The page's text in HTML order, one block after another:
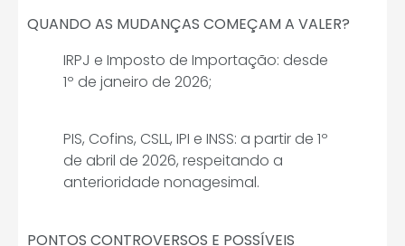
QUANDO AS MUDANÇAS COMEÇAM A VALER?
IRPJ e Imposto de Importação: desde
1º de janeiro de 2026;
PIS, Cofins, CSLL, IPI e INSS: a partir de 1º
de abril de 2026, respeitando a
anterioridade nonagesimal.
PONTOS CONTROVERSOS E POSSÍVEIS